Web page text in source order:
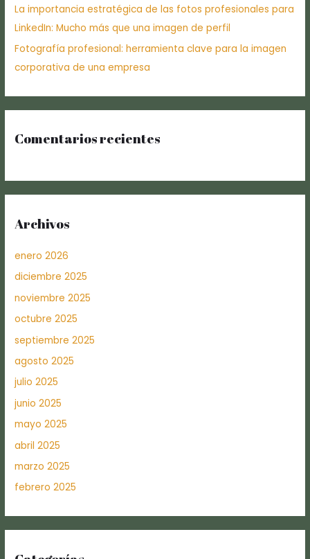
La importancia estratégica de las fotos profesionales para
LinkedIn: Mucho más que una imagen de perfil
Fotografía profesional: herramienta clave para la imagen
corporativa de una empresa
Comentarios recientes
Archivos
enero 2026
diciembre 2025
noviembre 2025
octubre 2025
septiembre 2025
agosto 2025
julio 2025
junio 2025
mayo 2025
abril 2025
marzo 2025
febrero 2025